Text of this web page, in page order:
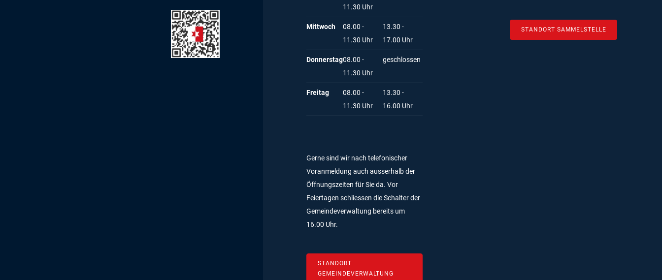
11.30 Uhr
Mittwoch
08.00 -
11.30 Uhr
13.30 -
17.00 Uhr
Donnerstag08.00 -
11.30 Uhr
geschlossen
Freitag
08.00 -
11.30 Uhr
13.30 -
16.00 Uhr
Gerne sind wir nach telefonischer
Voranmeldung auch ausserhalb der
Öffnungszeiten für Sie da.Vor
Feiertagen schliessen die Schalter der
Gemeindeverwaltung bereits um
16.00 Uhr.
STANDORT
GEMEINDEVERWALTUNG
STANDORT SAMMELSTELLE